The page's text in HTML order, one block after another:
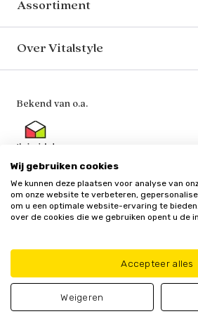
Assortiment
Over Vitalstyle
Bekend van o.a.
Veilig en vertrouwd
Algemene
voorwaarden
Privacy
Cookie
© Vitalstyle 2025 - Alle genoemde prijzen zijn
Wij gebruiken cookies
We kunnen deze plaatsen voor analyse van
om onze website te verbeteren,
om u een optimale website-ervaring te
over de cookies die we gebruiken opent u de
Accepteer alles
Weigeren